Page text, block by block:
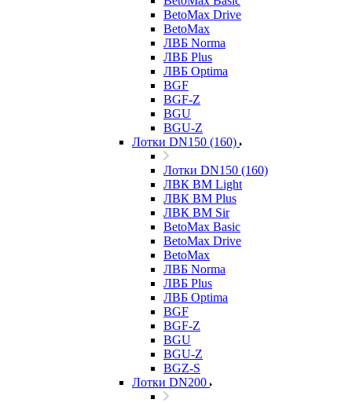
BetoMax Drive
BetoMax
ЛВБ Norma
ЛВБ Plus
ЛВБ Optima
BGF
BGF-Z
BGU
BGU-Z
Лотки DN150 (160)
Лотки DN150 (160)
ЛВК ВМ Light
ЛВК ВМ Plus
ЛВК ВМ Sir
BetoMax Basic
BetoMax Drive
BetoMax
ЛВБ Norma
ЛВБ Plus
ЛВБ Optima
BGF
BGF-Z
BGU
BGU-Z
BGZ-S
Лотки DN200